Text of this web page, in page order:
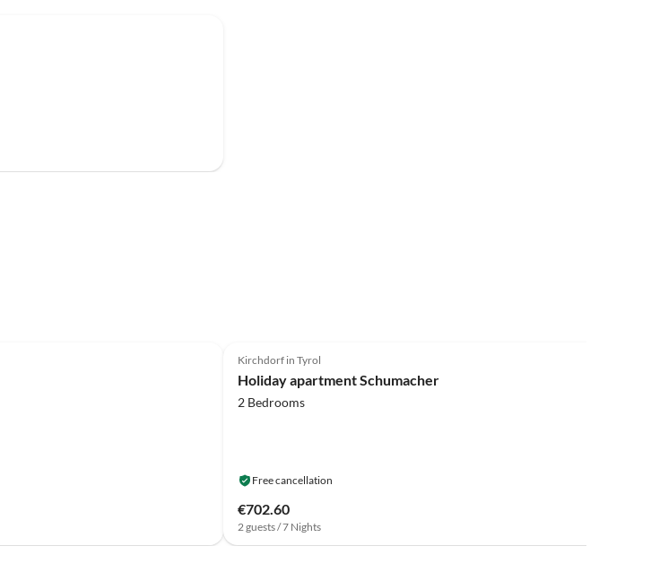
Kirchdorf in Tyrol
Holiday apartment Schumacher
2 Bedrooms
Free cancellation
€702.60
2 guests / 7 Nights